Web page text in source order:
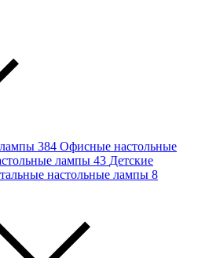
384 Офисные настольные
лампы 43 Детские
настольные лампы 8